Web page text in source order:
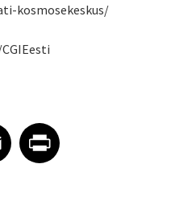
kosmosekeskus/
on Email
EmailShare article on Print